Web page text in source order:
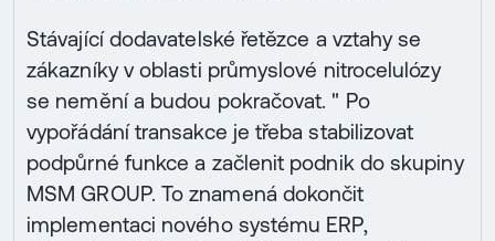
Stávající dodavatelské řetězce a vztahy se
zákazníky v oblasti průmyslové nitrocelulózy
se nemění a budou pokračovat. " Po
vypořádání transakce je třeba stabilizovat
podpůrné funkce a začlenit podnik do skupiny
MSM GROUP. To znamená dokončit
implementaci nového systému ERP,